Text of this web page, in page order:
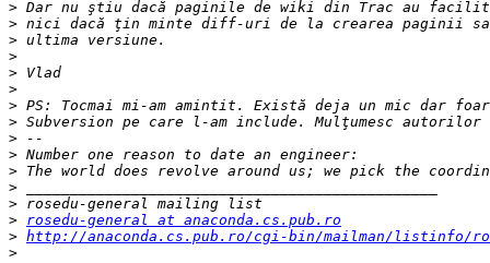
>
>
>
>
>
>
>
>
>
>
>
>
>
> rosedu-general at anaconda.cs.pub.ro
> http://anaconda.cs.pub.ro/cgi-bin/mailman/listinfo/
>